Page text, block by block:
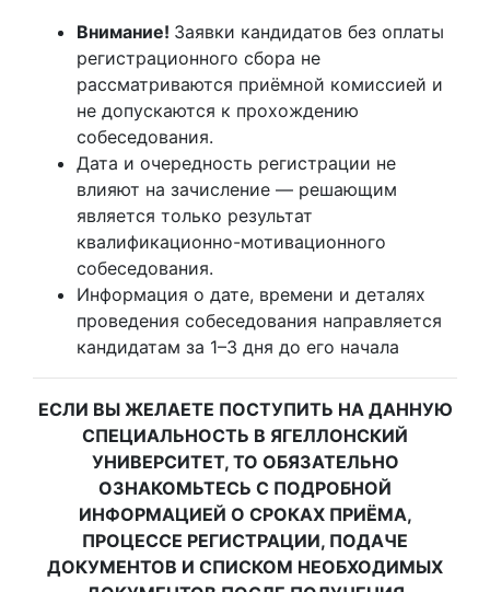
Внимание! Заявки кандидатов без оплаты
регистрационного сбора не
рассматриваются приёмной комиссией и
не допускаются к прохождению
собеседования.
Дата и очередность регистрации не
влияют на зачисление — решающим
является только результат
квалификационно-мотивационного
собеседования.
Информация о дате, времени и деталях
проведения собеседования направляется
кандидатам за 1–3 дня до его начала
ЕСЛИ ВЫ ЖЕЛАЕТЕ ПОСТУПИТЬ НА ДАННУЮ
СПЕЦИАЛЬНОСТЬ В ЯГЕЛЛОНСКИЙ
УНИВЕРСИТЕТ, ТО ОБЯЗАТЕЛЬНО
ОЗНАКОМЬТЕСЬ С ПОДРОБНОЙ
ИНФОРМАЦИЕЙ О СРОКАХ ПРИЁМА,
ПРОЦЕССЕ РЕГИСТРАЦИИ, ПОДАЧЕ
ДОКУМЕНТОВ И СПИСКОМ НЕОБХОДИМЫХ